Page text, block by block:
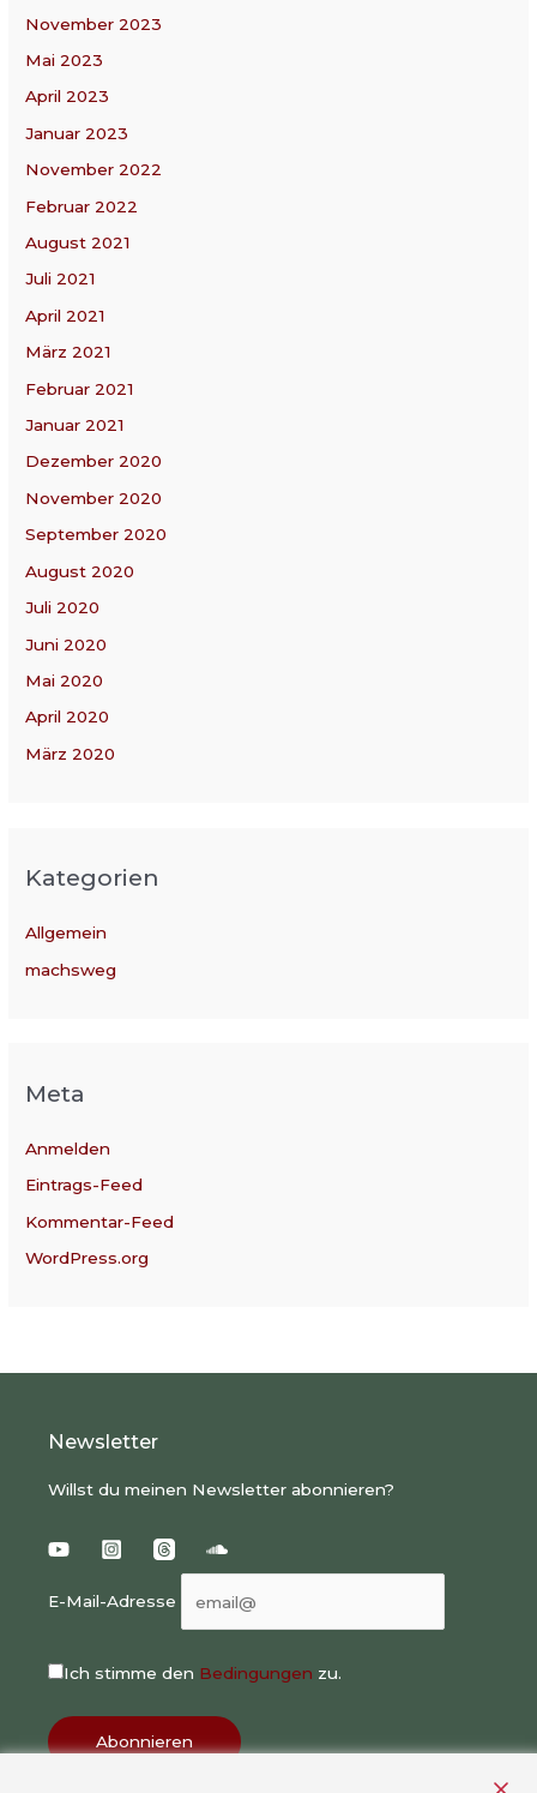
November 2023
Mai 2023
April 2023
Januar 2023
November 2022
Februar 2022
August 2021
Juli 2021
April 2021
März 2021
Februar 2021
Januar 2021
Dezember 2020
November 2020
September 2020
August 2020
Juli 2020
Juni 2020
Mai 2020
April 2020
März 2020
Kategorien
Allgemein
machsweg
Meta
Anmelden
Eintrags-Feed
Kommentar-Feed
WordPress.org
Newsletter
Willst du meinen Newsletter abonnieren?
E-Mail-Adresse
Ich stimme den Bedingungen zu.